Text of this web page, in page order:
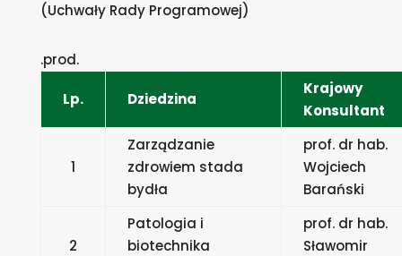
(Uchwały Rady Programowej)
.prod.
Lp. Dziedzina
Krajowy
Konsultant
1
Zarządzanie
zdrowiem stada
bydła
prof. dr hab.
Wojciech
Barański
2
Patologia i
biotechnika
prof. dr hab.
Sławomir